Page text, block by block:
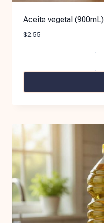
Aceite vegetal (900mL)
$2.55